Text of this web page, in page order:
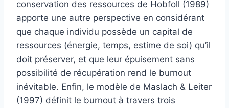
conservation des ressources de Hobfoll (1989)
apporte une autre perspective en considérant
que chaque individu possède un capital de
ressources (énergie, temps, estime de soi) qu’il
doit préserver, et que leur épuisement sans
possibilité de récupération rend le burnout
inévitable. Enfin, le modèle de Maslach & Leiter
(1997) définit le burnout à travers trois